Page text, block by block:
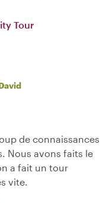
Tour
de connaissances
Nous avons faits le
a fait un tour
vite.